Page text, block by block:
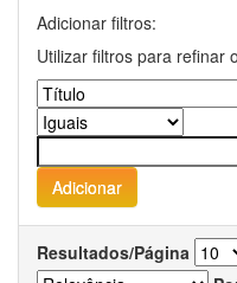
Adicionar filtros:
Utilizar filtros para refinar
Resultados/Página